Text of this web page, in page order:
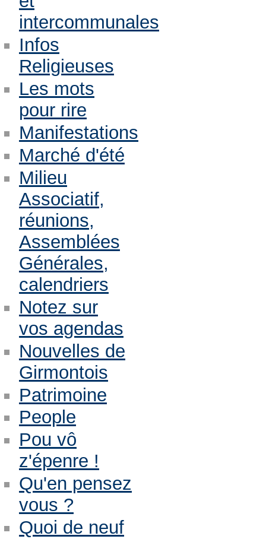
intercommunales
Infos
Religieuses
Les mots
pour rire
Manifestations
Marché d'été
Milieu
Associatif,
réunions,
Assemblées
Générales,
calendriers
Notez sur
vos agendas
Nouvelles de
Girmontois
Patrimoine
People
Pou vô
z'épenre !
Qu'en pensez
vous ?
Quoi de neuf